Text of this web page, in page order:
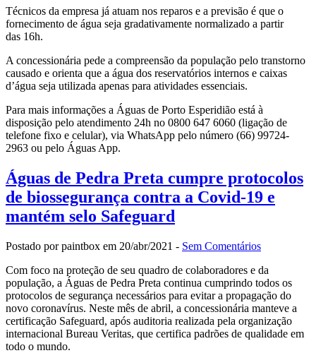
Técnicos da empresa já atuam nos reparos e a previsão é que o
fornecimento de água seja gradativamente normalizado a partir
das 16h.
A concessionária pede a compreensão da população pelo transtorno
causado e orienta que a água dos reservatórios internos e caixas
d’água seja utilizada apenas para atividades essenciais.
Para mais informações a Águas de Porto Esperidião está à
disposição pelo atendimento 24h no 0800 647 6060 (ligação de
telefone fixo e celular), via WhatsApp pelo número (66) 99724-
2963 ou pelo Águas App.
Águas de Pedra Preta cumpre protocolos
de biossegurança contra a Covid-19 e
mantém selo Safeguard
Postado por paintbox em 20/abr/2021 - Sem Comentários
Com foco na proteção de seu quadro de colaboradores e da
população, a Águas de Pedra Preta continua cumprindo todos os
protocolos de segurança necessários para evitar a propagação do
novo coronavírus. Neste mês de abril, a concessionária manteve a
certificação Safeguard, após auditoria realizada pela organização
internacional Bureau Veritas, que certifica padrões de qualidade em
todo o mundo.